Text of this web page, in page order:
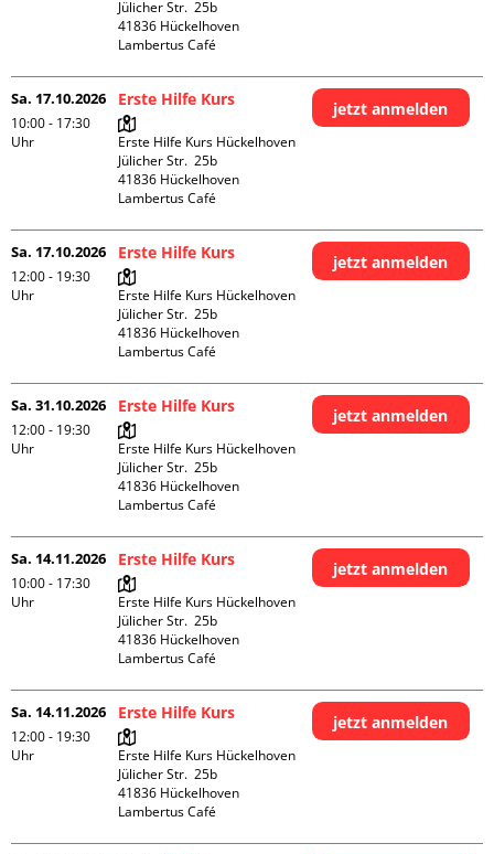
Jülicher Str.  25b
41836 Hückelhoven
Lambertus Café
Sa. 17.10.2026
10:00 - 17:30
Uhr
Erste Hilfe Kurs
Erste Hilfe Kurs Hückelhoven
Jülicher Str.  25b
41836 Hückelhoven
Lambertus Café
jetzt anmelden
Sa. 17.10.2026
12:00 - 19:30
Uhr
Erste Hilfe Kurs
Erste Hilfe Kurs Hückelhoven
Jülicher Str.  25b
41836 Hückelhoven
Lambertus Café
jetzt anmelden
Sa. 31.10.2026
12:00 - 19:30
Uhr
Erste Hilfe Kurs
Erste Hilfe Kurs Hückelhoven
Jülicher Str.  25b
41836 Hückelhoven
Lambertus Café
jetzt anmelden
Sa. 14.11.2026
10:00 - 17:30
Uhr
Erste Hilfe Kurs
Erste Hilfe Kurs Hückelhoven
Jülicher Str.  25b
41836 Hückelhoven
Lambertus Café
jetzt anmelden
Sa. 14.11.2026
12:00 - 19:30
Uhr
Erste Hilfe Kurs
Erste Hilfe Kurs Hückelhoven
Jülicher Str.  25b
41836 Hückelhoven
Lambertus Café
jetzt anmelden